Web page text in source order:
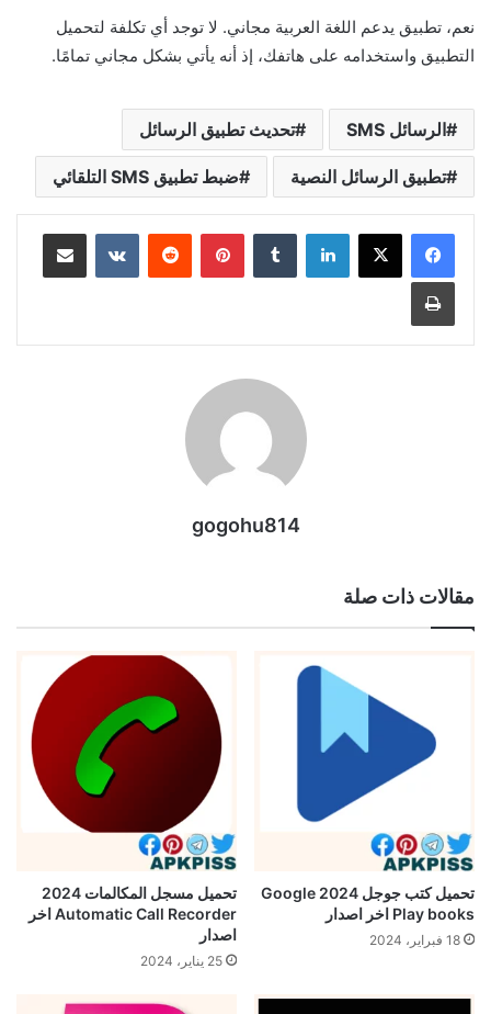
نعم، تطبيق يدعم اللغة العربية مجاني. لا توجد أي تكلفة لتحميل
التطبيق واستخدامه على هاتفك، إذ أنه يأتي بشكل مجاني تمامًا.
الرسائل SMS تحديث تطبيق الرسائل
تطبيق الرسائل النصية ضبط تطبيق SMS التلقائي
لينكدإن بينتيريست مشاركة عبر البريد
طباعة
gogohu814
مقالات ذات صلة
تحميل كتب جوجل 2024 Google
Play books اخر اصدار
18 فبراير، 2024
تحميل مسجل المكالمات 2024
Automatic Call Recorder اخر
اصدار
25 يناير، 2024